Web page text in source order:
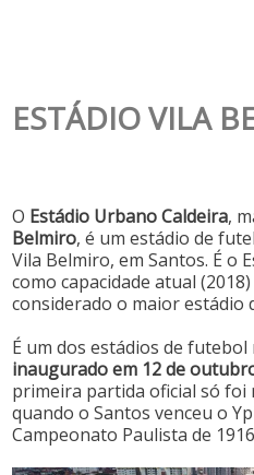
ESTÁDIO VILA
O Estádio Urbano Caldeira,
Belmiro, é um estádio de
Vila Belmiro, em Santos. É o
como capacidade atual
considerado o maior estádio
É um dos estádios de
inaugurado em 12 de
primeira partida oficial só foi
quando o Santos venceu o
Campeonato Paulista de